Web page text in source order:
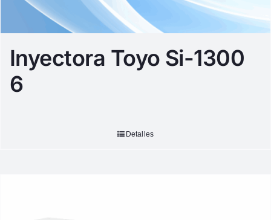
Inyectora Toyo Si-1300
6
Detalles